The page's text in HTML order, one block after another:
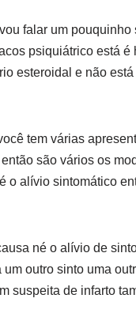
falar um
psiquiátrico está
esteroidal e não
tem várias
são vários os
o alívio sintomático
né o alívio de
outro sinto uma
suspeita de infarto